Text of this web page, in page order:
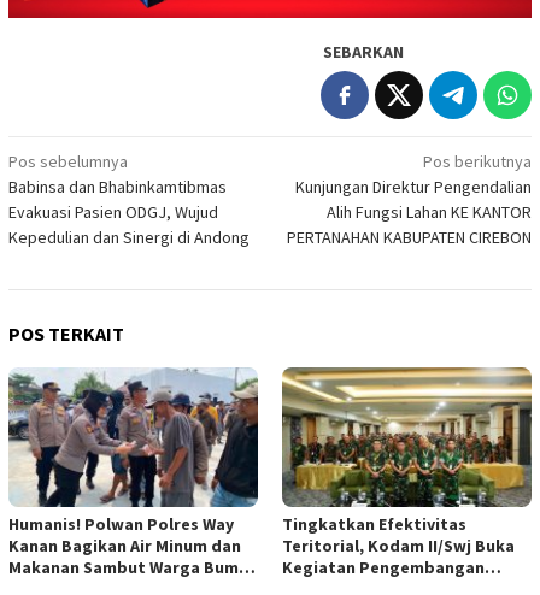
SEBARKAN
Navigasi
pos
Pos sebelumnya
Babinsa dan Bhabinkamtibmas
Evakuasi Pasien ODGJ, Wujud
Kepedulian dan Sinergi di Andong
Pos berikutnya
Kunjungan Direktur Pengendalian
Alih Fungsi Lahan KE KANTOR
PERTANAHAN KABUPATEN CIREBON
POS TERKAIT
Humanis! Polwan Polres Way
Kanan Bagikan Air Minum dan
Makanan Sambut Warga Bumi
Tingkatkan Efektivitas
Teritorial, Kodam II/Swj Buka
Kegiatan Pengembangan